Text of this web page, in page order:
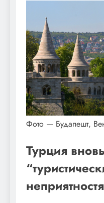
Фото — Будапешт,
Турция